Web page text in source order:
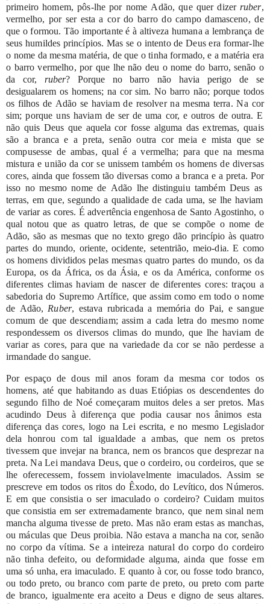
primeiro homem, pôs-lhe por nome Adão, que querdizer ruber,
vermelho, por ser esta a cor do barrodo campo damasceno, de
que o formou. Tão importante é à altiveza humana a lembrança de
seus humildes princípios. Mas se o intento de Deus era formar-lhe
o nome da mesma matéria, de que o tinha formado, e a matéria era
o barro vermelho, por que lhe não deu o nome do barro, senão o
da
cor, ruber? Porque no barro não havia perigo de
se
desigualarem os homens; na cor sim. No barro não; porque todos
os filhos de Adão se haviam de resolver na mesma terra. Na cor
sim; porque uns haviam de ser de uma cor, e outros de outra. E
não quis Deus que aquela cor fosse alguma das extremas, quais
são a branca e a preta, senão outra cor meia e mista que se
compusesse de ambas,qual é a vermelha; para que na mesma
mistura e união da cor seunissem também oshomens dediversas
cores, ainda que fossem tão diversas como a branca e a preta. Por
isso no mesmo nome de Adão lhe distinguiu também Deus as
terras,em que, segundo a qualidadede cada uma, se lhe haviam
de variar as cores. É advertênciaengenhosa de Santo Agostinho, o
qual notou que as quatro letras, de que se compõe o nome de
Adão, são as mesmas que no texto grego dão princípio às quatro
partes do mundo, oriente, ocidente, setentrião, meio-dia. E como
os homens divididospelas mesmas quatro partes do mundo, os da
Europa, os da África, os da Ásia, e os da América, conforme os
diferentes climas haviam de nascer de diferentes cores: traçou a
sabedoria do Supremo Artífice, que assim como em todo o nome
de Adão, Ruber, estava rubricadaa memória do Pai, esangue
comum de que descendiam; assim a cada letra do mesmo nome
respondessem os diversos climas do mundo, que lhe haviam de
variar as cores, para que na variedade da cor se não perdesse a
irmandadedosangue.
Por espaço de dous mil anos foram da mesma cor todos os
homens, até que habitando asduas Etiópias os descendentes do
segundo filho de Noé começaram muitos deles a ser pretos.Mas
acudindo Deus à diferença que podiacausarnos ânimos esta
diferença dascores, logo na Lei escrita, e no mesmo Legislador
dela
honrou com tal igualdade a ambas, que nem os pretos
tivessem queinvejar na branca, nem os brancos que desprezar na
preta. Na Lei mandava Deus, que o cordeiro, ou cordeiros, que se
lhe oferecessem, fossem inviolavelmente imaculados. Assim se
prescreve em todos os ritos do Êxodo, do Levítico, dosNúmeros.
E em que consistiao ser imaculadoo cordeiro? Cuidam muitos
que consistia em serextremadamente branco, que nemsinalnem
mancha alguma tivesse de preto.Mas não eram estas asmanchas,
ou máculas que Deus proibia. Não estava a mancha na cor, senão
no corpo da vítima. Se a inteireza natural do corpo docordeiro
nãotinha defeito,ou deformidade alguma, ainda que fosseem
uma só unha, era imaculado. E quanto à cor, ou fosse todo branco,
ou todo preto, ou branco com parte depreto, ou preto com parte
de branco, igualmente era aceito a Deus e digno de seus altares.